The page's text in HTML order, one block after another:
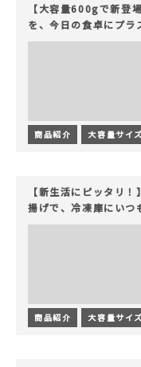
【大容量600gで新登
を、今日の食卓にプラ
商品紹介 大容量サイズ
【新生活にピッタリ
揚げで、冷凍庫にいつ
商品紹介 大容量サイズ